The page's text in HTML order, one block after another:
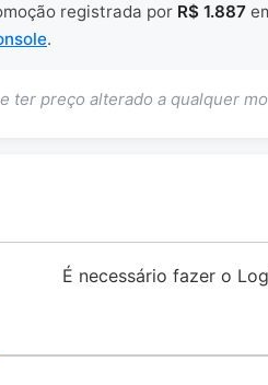
registrada por R$ 1.887
.
ter preço alterado a qualquer
É necessário fazer o